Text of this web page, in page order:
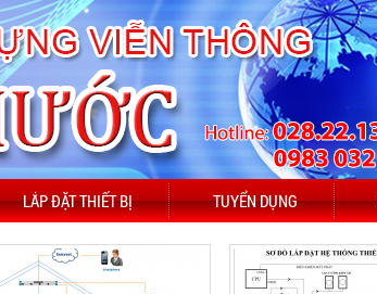
LẮP ĐẶT THIẾT BỊ TUYỂN DỤNG